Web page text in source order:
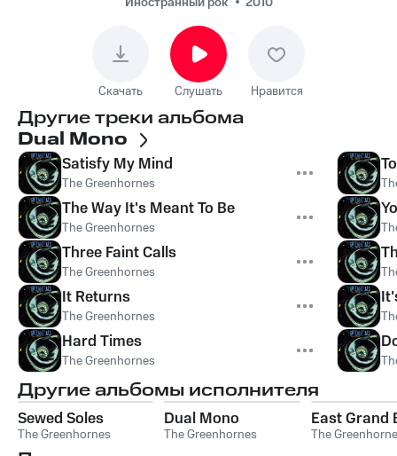
Скачать Слушать Нравится
Другие треки альбома
Dual Mono
Satisfy My Mind
The Greenhornes
The Way It's Meant To Be
The Greenhornes
Three Faint Calls
The Greenhornes
It Returns
The Greenhornes
Hard Times
The Greenhornes
Другие альбомы исполнителя
Sewed Soles
The Greenhornes
Dual Mono
The Greenhornes
East Grand
The